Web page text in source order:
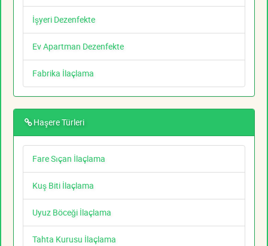
İşyeri Dezenfekte
Ev Apartman Dezenfekte
Fabrika İlaçlama
Haşere Türleri
Fare Sıçan İlaçlama
Kuş Biti İlaçlama
Uyuz Böceği İlaçlama
Tahta Kurusu İlaçlama